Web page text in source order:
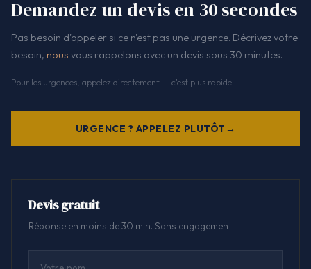
Demandez un devis en 30 secondes
Pas besoin d'appeler si ce n'est pas une urgence. Décrivez votre
besoin, nous vous rappelons avec un devis sous 30 minutes.
Pour les urgences, appelez directement — c'est plus rapide.
URGENCE ? APPELEZ PLUTÔT
Devis gratuit
Réponse en moins de 30 min. Sans engagement.